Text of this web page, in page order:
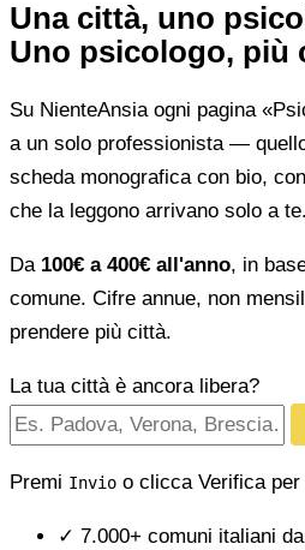
Una città, uno
Uno psicologo, più
Su NienteAnsia ogni pagina
a un solo professionista —
scheda monografica con bio,
che la leggono arrivano solo a te.
Da 100€ a 400€ all'anno, in
comune. Cifre annue, non
prendere più città.
La tua città è ancora libera?
Premi Invio o clicca Verifica
✓ 7.000+ comuni italiani